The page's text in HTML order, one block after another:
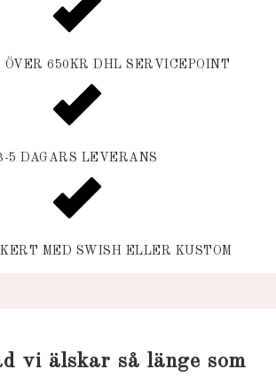
650KR DHL SERVICEPOINT
5 DAGARS LEVERANS
MED SWISH ELLER KUSTOM
vi älskar så länge som